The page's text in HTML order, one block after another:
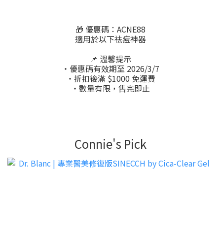
🎁 優惠碼：ACNE88
適用於以下祛痘神器
📌 溫馨提示
・優惠碼有效期至 2026/3/7
・折扣後滿 $1000 免運費
・數量有限，售完即止
Connie's Pick